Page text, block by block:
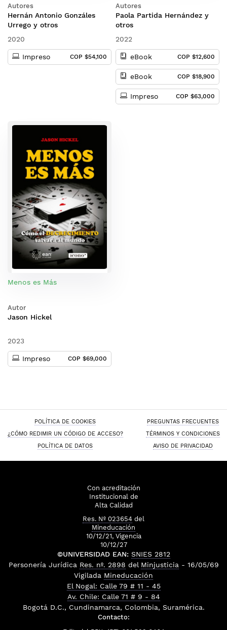
Autores
Hernán Antonio Gonzáles
Urrego y otros
2020
Impreso COP $54,100
Autores
Paola Partida Hernández y
otros
2022
eBook COP $12,600
eBook COP $18,900
Impreso COP $63,000
Menos es Más
Autor
Jason Hickel
2023
Impreso COP $69,000
POLÍTICA DE COOKIES
PREGUNTAS FRECUENTES
¿CÓMO REDIMIR UN CÓDIGO DE ACCESO?
TÉRMINOS Y CONDICIONES
POLÍTICA DE DATOS
AVISO DE PRIVACIDAD
Con acreditación
Institucional de
Alta Calidad
Res. Nº 023654 del
Mineducación
10/12/21, Vigencia
10/12/27
©UNIVERSIDAD EAN: SNIES 2812
Personería Jurídica Res. nº. 2898 del Minjusticia - 16/05/69
Vigilada Mineducación
El Nogal: Calle 79 # 11 - 45
Av. Chile: Calle 71 # 9 - 84
Bogotá D.C., Cundinamarca, Colombia, Suramérica.
Contacto: